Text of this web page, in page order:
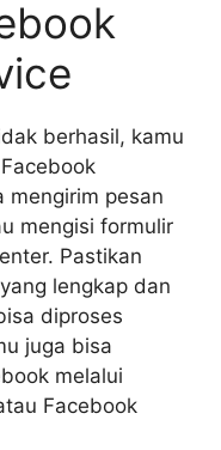
berhasil, kamu
mengirim pesan
mengisi formulir
Pastikan
lengkap dan
diproses
juga bisa
melalui
Facebook